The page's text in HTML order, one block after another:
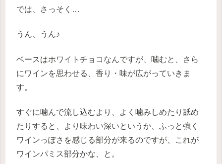
では、さっそく…
うん、うん♪
ベースはホワイトチョコなんですが、噛むと、さら
にワインを思わせる、香り・味が広がっていきま
す。
すぐに噛んで流し込むより、よく噛みしめたり舐め
たりすると、より味わい深いというか、ふっと強く
ワインっぽさを感じる部分が来るのですが、これが
ワインパミス部分かな、と。